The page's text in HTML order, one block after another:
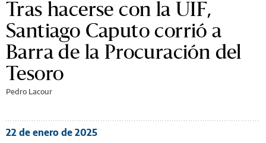
Tras hacerse con la UIF,
Santiago Caputo corrió a
Barra de la Procuración del
Tesoro
Pedro Lacour
22 de enero de 2025